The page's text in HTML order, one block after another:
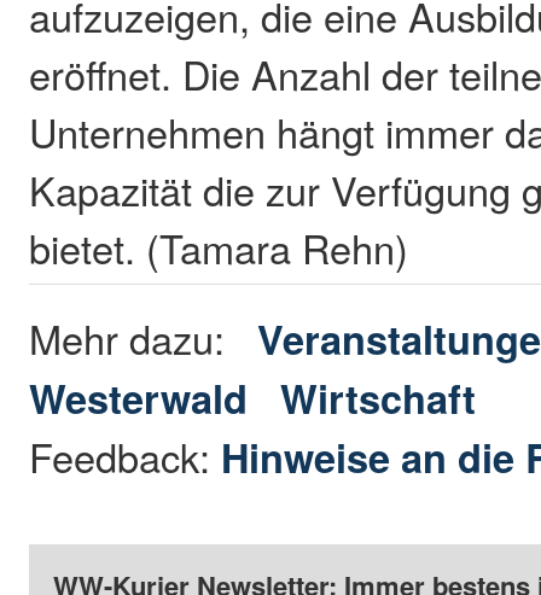
aufzuzeigen, die eine
eröffnet. Die Anzahl der
Unternehmen hängt immer
Kapazität die zur Verfügung
bietet. (Tamara Rehn)
Mehr dazu:
Westerwald
Wirtschaft
Feedback: Hinweise an die
WW-Kurier Newsletter: Immer